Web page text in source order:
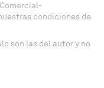
condiciones de
son las del autor y no